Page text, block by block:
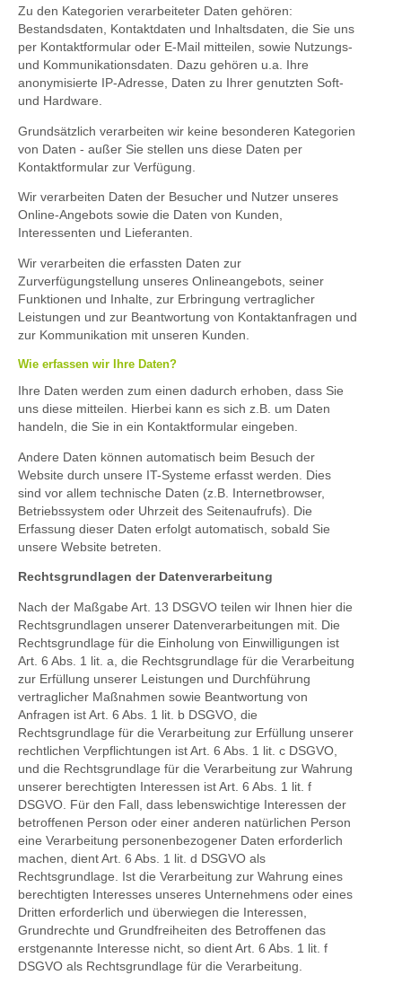
Zu den Kategorien verarbeiteter Daten gehören:
Bestandsdaten, Kontaktdaten und Inhaltsdaten, die Sie uns
per Kontaktformular oder E-Mail mitteilen, sowie Nutzungs-
und Kommunikationsdaten. Dazu gehören u.a. Ihre
anonymisierte IP-Adresse, Daten zu Ihrer genutzten Soft-
und Hardware.
Grundsätzlich verarbeiten wir keine besonderen Kategorien
von Daten - außer Sie stellen uns diese Daten per
Kontaktformular zur Verfügung.
Wir verarbeiten Daten der Besucher und Nutzer unseres
Online-Angebots sowie die Daten von Kunden,
Interessenten und Lieferanten.
Wir verarbeiten die erfassten Daten zur
Zurverfügungstellung unseres Onlineangebots, seiner
Funktionen und Inhalte, zur Erbringung vertraglicher
Leistungen und zur Beantwortung von Kontaktanfragen und
zur Kommunikation mit unseren Kunden.
Wie erfassen wir Ihre Daten?
Ihre Daten werden zum einen dadurch erhoben, dass Sie
uns diese mitteilen. Hierbei kann es sich z.B. um Daten
handeln, die Sie in ein Kontaktformular eingeben.
Andere Daten können automatisch beim Besuch der
Website durch unsere IT-Systeme erfasst werden. Dies
sind vor allem technische Daten (z.B. Internetbrowser,
Betriebssystem oder Uhrzeit des Seitenaufrufs). Die
Erfassung dieser Daten erfolgt automatisch, sobald Sie
unsere Website betreten.
Rechtsgrundlagen der Datenverarbeitung
Nach der Maßgabe Art. 13 DSGVO teilen wir Ihnen hier die
Rechtsgrundlagen unserer Datenverarbeitungen mit. Die
Rechtsgrundlage für die Einholung von Einwilligungen ist
Art. 6 Abs. 1 lit. a, die Rechtsgrundlage für die Verarbeitung
zur Erfüllung unserer Leistungen und Durchführung
vertraglicher Maßnahmen sowie Beantwortung von
Anfragen ist Art. 6 Abs. 1 lit. b DSGVO, die
Rechtsgrundlage für die Verarbeitung zur Erfüllung unserer
rechtlichen Verpflichtungen ist Art. 6 Abs. 1 lit. c DSGVO,
und die Rechtsgrundlage für die Verarbeitung zur Wahrung
unserer berechtigten Interessen ist Art. 6 Abs. 1 lit. f
DSGVO. Für den Fall, dass lebenswichtige Interessen der
betroffenen Person oder einer anderen natürlichen Person
eine Verarbeitung personenbezogener Daten erforderlich
machen, dient Art. 6 Abs. 1 lit. d DSGVO als
Rechtsgrundlage. Ist die Verarbeitung zur Wahrung eines
berechtigten Interesses unseres Unternehmens oder eines
Dritten erforderlich und überwiegen die Interessen,
Grundrechte und Grundfreiheiten des Betroffenen das
erstgenannte Interesse nicht, so dient Art. 6 Abs. 1 lit. f
DSGVO als Rechtsgrundlage für die Verarbeitung.